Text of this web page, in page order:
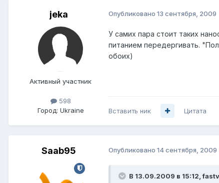
jeka
Активный участник
598
Город: Ukraine
Опубликовано 13 сентября, 2009
У самих пара стоит таких
питанием передергивать.
обоих)
Вставить ник Цитата
Saab95 Опубликовано 14 сентября, 2009
В 13.09.2009 в 15:12,